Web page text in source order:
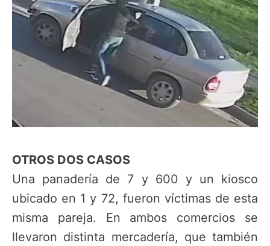
OTROS DOS CASOS
Una panadería de 7 y 600 y un kiosco
ubicado en 1 y 72, fueron víctimas de esta
misma pareja. En ambos comercios se
llevaron distinta mercadería, que también